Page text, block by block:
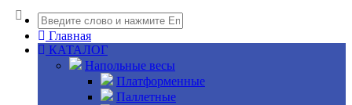
Главная
КАТАЛОГ
Напольные весы
Платформенные
Паллетные